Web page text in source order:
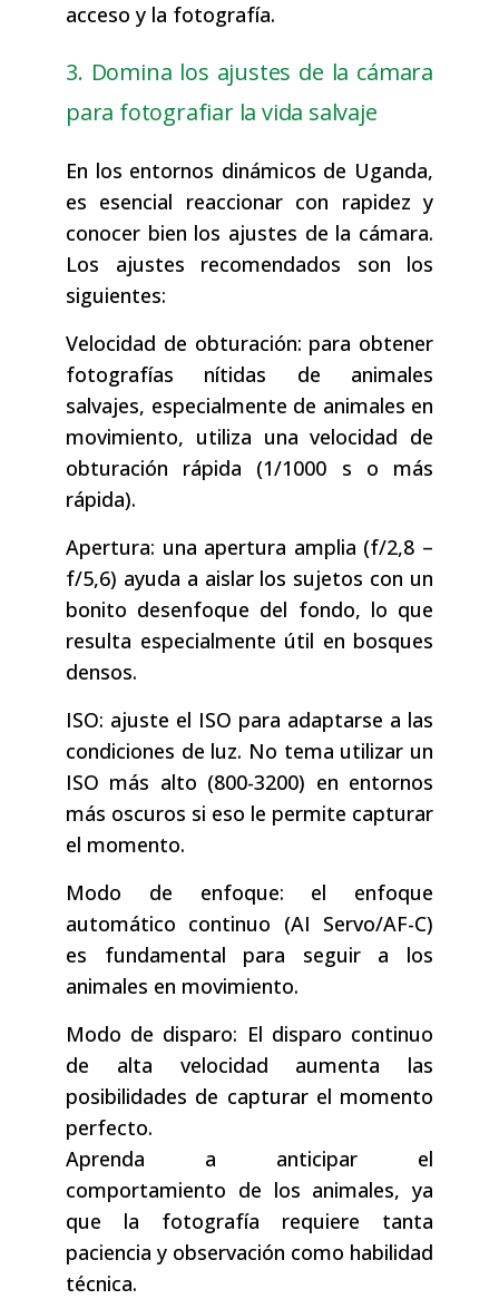
acceso y la fotografía.
3. Domina los ajustes de la cámara
para fotografiar la vida salvaje
En los entornos dinámicos de Uganda,
es esencial reaccionar con rapidez y
conocer bien los ajustes de la cámara.
Los ajustes recomendados son los
siguientes:
Velocidad de obturación: para obtener
fotografías nítidas de animales
salvajes, especialmente de animales en
movimiento, utiliza una velocidad de
obturación rápida (1/1000 s o más
rápida).
Apertura: una apertura amplia (f/2,8 –
f/5,6) ayuda a aislar los sujetos con un
bonito desenfoque del fondo, lo que
resulta especialmente útil en bosques
densos.
ISO: ajuste el ISO para adaptarse a las
condiciones de luz. No tema utilizar un
ISO más alto (800-3200) en entornos
más oscuros si eso le permite capturar
el momento.
Modo de enfoque: el enfoque
automático continuo (AI Servo/AF-C)
es fundamental para seguir a los
animales en movimiento.
Modo de disparo: El disparo continuo
de alta velocidad aumenta las
posibilidades de capturar el momento
perfecto.
Aprenda a anticipar el
comportamiento de los animales, ya
que la fotografía requiere tanta
paciencia y observación como habilidad
técnica.